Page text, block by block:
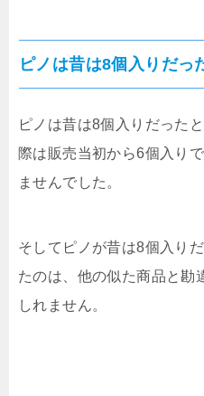
ピノは昔は8個入りだっ
ピノは昔は8個入りだった
際は販売当初から6個入り
ませんでした。
そしてピノが昔は8個入り
たのは、他の似た商品と勘
しれません。